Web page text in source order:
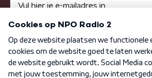
Algemene voorwaarden